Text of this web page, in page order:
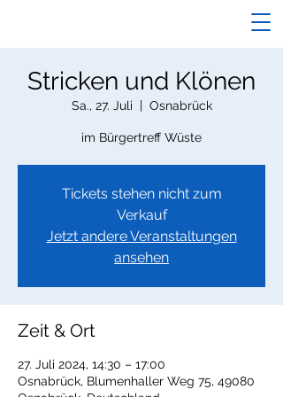
Stricken und Klönen
Sa., 27. Juli
  |
Osnabrück
im Bürgertreff Wüste
Tickets stehen nicht zum
Verkauf
Jetzt andere Veranstaltungen
ansehen
Zeit & Ort
27. Juli 2024, 14:30 – 17:00
Osnabrück, Blumenhaller Weg 75, 49080